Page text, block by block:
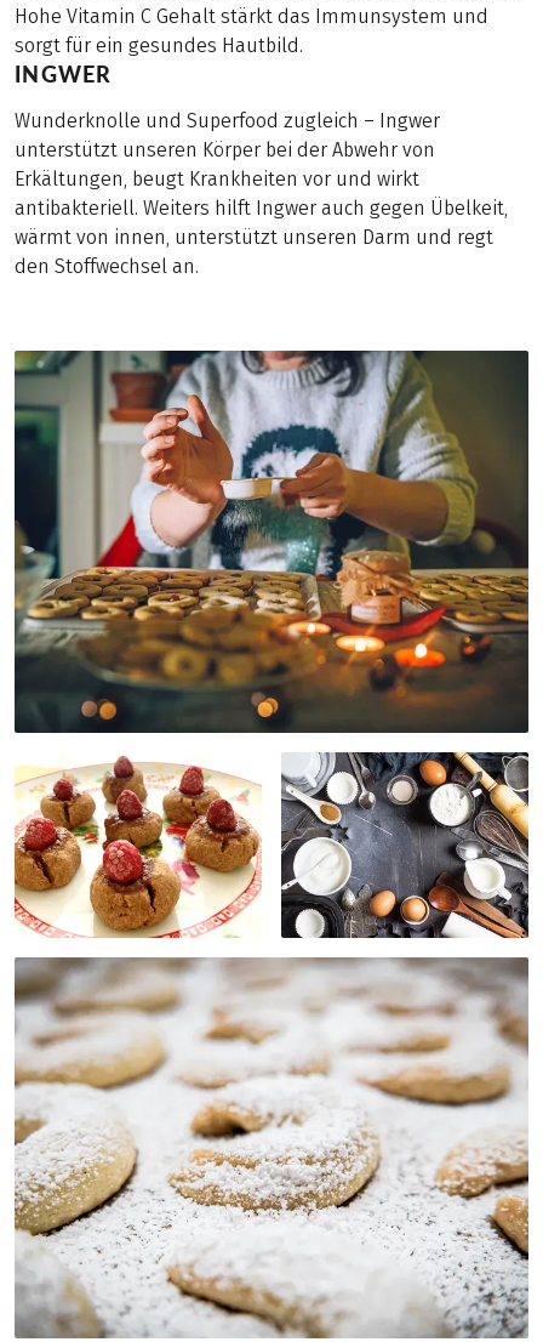
Hohe Vitamin C Gehalt stärkt das Immunsystem und
sorgt für ein gesundes Hautbild.
INGWER
Wunderknolle und Superfood zugleich – Ingwer
unterstützt unseren Körper bei der Abwehr von
Erkältungen, beugt Krankheiten vor und wirkt
antibakteriell. Weiters hilft Ingwer auch gegen Übelkeit,
wärmt von innen, unterstützt unseren Darm und regt
den Stoffwechsel an.